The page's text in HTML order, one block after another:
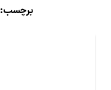
برچسب: